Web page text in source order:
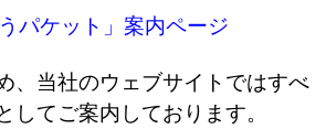
パケット」案内ページ
、当社のウェブサイトではすべ
してご案内しております。